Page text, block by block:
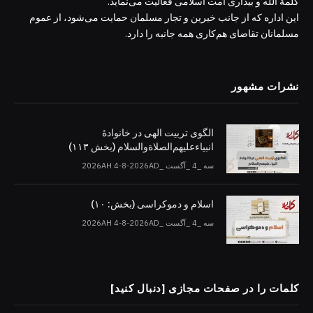
این اداره که از جانب خیرین و تجار مسلمان حمایت می‌شود، از عموم
مسلمانان تقاضای هم‌کاری همه جانبه را دارد.
نشرات مشهور
الگوی تربیت الهی در خانوادۀ
انبیاءعلیهم‌الصلاةو‌السلام (بخش ۱۱۳)
سه _4 _آگست _2026AH 4-8-2026AD
اسلام و دموکراسی (بخش: ۱۰)
سه _4 _آگست _2026AH 4-8-2026AD
کلمات را در صفحات مجازی [دنبال کنید]